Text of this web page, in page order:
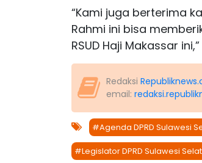
“Kami juga berterima
Rahmi ini bisa
RSUD Haji Makassar
Redaksi
email:
#Agenda DPRD Sulawesi
#Legislator DPRD Sulawesi